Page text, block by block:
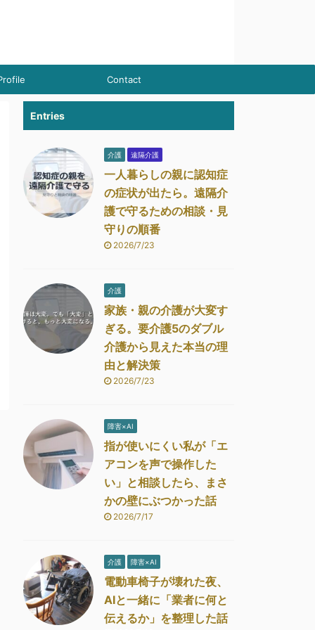
Contact
Entries
介護 遠隔介護
一人暮らしの親に認知症
の症状が出たら。遠隔介
護で守るための相談・見
守りの順番
2026/7/23
介護
家族・親の介護が大変す
ぎる。要介護5のダブル
介護から見えた本当の理
由と解決策
2026/7/23
障害×AI
指が使いにくい私が「エ
アコンを声で操作した
い」と相談したら、まさ
かの壁にぶつかった話
2026/7/17
介護 障害×AI
電動車椅子が壊れた夜、
AIと一緒に「業者に何と
伝えるか」を整理した話